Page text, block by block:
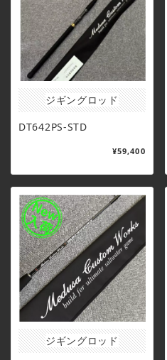
ジギングロッド
DT642PS-STD
¥59,400
ジギングロッド